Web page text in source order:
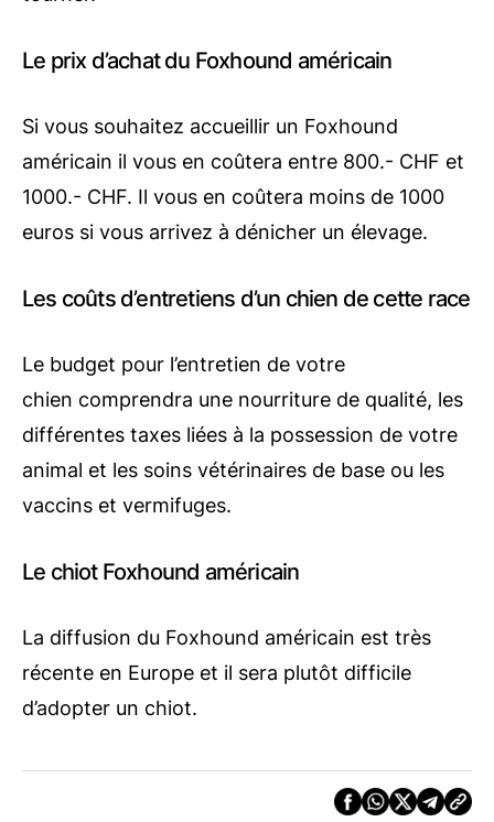
Le prix d’achat du Foxhound américain
Si vous souhaitez accueillir un Foxhound
américain il vous en coûtera entre 800.- CHF et
1000.- CHF. Il vous en coûtera moins de 1000
euros si vous arrivez à dénicher un élevage.
Les coûts d’entretiens d’un chien de cette race
Le budget pour l’entretien de votre
chien comprendra une nourriture de qualité, les
différentes taxes liées à la possession de votre
animal et les soins vétérinaires de base ou les
vaccins et vermifuges.
Le chiot Foxhound américain
La diffusion du Foxhound américain est très
récente en Europe et il sera plutôt difficile
d’adopter un chiot.